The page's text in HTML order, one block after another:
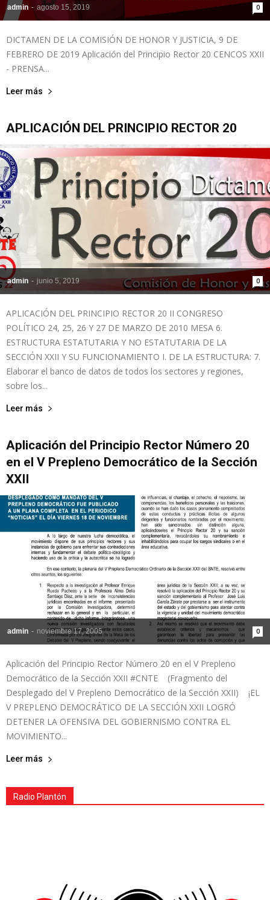
admin - agosto 15, 2019 0
DICTAMEN DE LA COMISIÓN DE HONOR Y JUSTICIA, 9 DE
FEBRERO DE 2019 Aplicación del Principio Rector 20 CENCOS XXII
- PRENSA...
Leer más
APLICACIÓN DEL PRINCIPIO RECTOR 20
admin - junio 5, 2019 0
APLICACIÓN DEL PRINCIPIO RECTOR 20 II CONGRESO
POLÍTICO 24, 25, 26 Y 27 DE MARZO DE 2010 MESA 6.
ESTRUCTURA ESTATUTARIA Y NO ESTATUTARIA DE LA
SECCIÓN XXII Y SU FUNCIONAMIENTO I. DE LA ESTRUCTURA: 7.
Elaborar el banco de datos de todos los sectores y regiones,
sobre los...
Leer más
Aplicación del Principio Rector Número 20
en el V Prepleno Democrático de la Sección
XXII
admin - noviembre 17, 2005 0
Aplicación del Principio Rector Número 20 en el V Prepleno
Democrático de la Sección XXII #CNTE (Fragmento del
Desplegado del V Prepleno Democrático de la Sección XXII) ¡EL
V PREPLENO DEMOCRÁTICO DE LA SECCIÓN XXII LOGRÓ
DETENER LA OFENSIVA DEL GOBIERNISMO CONTRA EL
MOVIMIENTO...
Leer más
Radio Plantón